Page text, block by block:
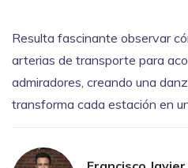
Resulta fascinante observar
arterias de transporte para
admiradores, creando una
transforma cada estación en